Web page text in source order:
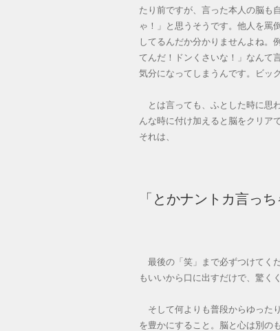
たり前ですが、言った本人の脳も
ゃ！」と思うそうです。他人を罵
してるんだか分かりませんよね。
てんだ！ドンくさいな！」なんて
気分になってしまうんです。ビッ
とは言っても、ふとした時に思
んな時に付け加えると脳をクリア
それは、
「とかナントカ言っち
最後の「笑」まで必ずつけてく
もいいから口に出すだけで、驚く
そして何よりも普段からゆった
を豊かにすること。脳と心は別の